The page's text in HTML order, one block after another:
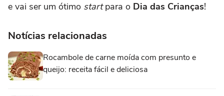
e vai ser um ótimo startpara o Dia das Crianças!
Notícias relacionadas
Rocambole de carne moída com presunto e
queijo: receita fácil e deliciosa